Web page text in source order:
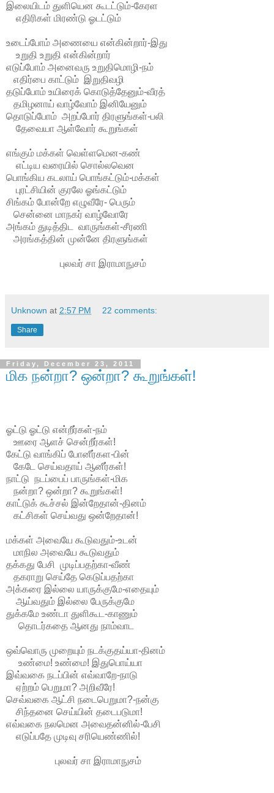
இலையிடம் துளியென கூடட்டும்-கேரள
எதிரிகள் மிரண்டு ஓடட்டும்
உடைப்போம் அணையை என்கின்றார்-இது
உறுதி உறுதி என்கின்றார்
எடுப்போம் அனைவரு உறுதிமொழி-நம்
எதிர்பை காட்டும் இறுதிவழி
தடுப்போம் உயிரைக் கொடுத்தேனும்-வீரத்
தமிழனாய் வாழ்வோம் இனியேனும்
தொடுப்போம் அறப்போர் திரளுங்கள்-பலி
தேவையா ஆள்வோர் கூறுங்கள்
எங்கும் மக்கள் வெள்ளமென-கண்
எட்டிய வரையில் சொல்லவென
பொங்கிய கடலாய் பொங்கட்டும்-மக்கள்
புரட்சியின் குரலே ஓங்கட்டும்
சிங்கம் போன்றே எழுவீரே- பெரும்
சென்னை மாநகர் வாழ்வோரே
அங்கம் துடித்திட வாருங்கள்-சீரணி
அரங்கத்தின் முன்னே திரளுங்கள்
புலவர் சா இராமாநுசம்
Unknown at 2:57 PM 22 comments:
Share
Friday, December 23, 2011
மிக நன்றா? ஒன்றா? கூறுங்கள்!
ஓட்டு ஓட்டு என்றீர்கள்-நம்
ஊரை ஆளச் சென்றீர்கள்!
கேட்டு வாங்கிப் போனீர்கள-பின்
கேடே செய்வதாய் ஆனீர்கள்!
நாட்டு நடப்பைப் பாருங்கள்-மிக
நன்றா? ஒன்றா? கூறுங்கள்!
காட்டுக் கூச்சல் இன்றேதான்-தினம்
கட்சிகள் செய்வது ஒன்றேதான்!
மக்கள் அவையே கூடுவதும்-உடன்
மாநில அவையே கூடுவதும்
தக்கது பேசி முடிப்பதற்கா-வீண்
தகராறு செய்தே கெடுப்பதற்கா
அக்கரை இல்லை யாருக்குமே-எதையும்
ஆய்வதும் இல்லை பேருக்குமே
துக்கமே உண்டா துளிகூட-காணும்
தொடர்கதை ஆனது நாம்வாட
ஒவ்வொரு முறையும் நடக்குதய்யா-தினம்
உண்மை! உண்மை! இதுபொய்யா
இவ்வகை நடப்பின் எவ்வாறே-நாடு
ஏற்றம் பெறுமா? அறிவீரே!
செவ்வகை ஆட்சி நடைபெறுமா?-நன்கு
சிந்தனை செய்யின் தடைபடுமா!
எவ்வகை நலமென அவைதன்னில்-பேசி
எடுப்பதே முடிவு சரியெண்ணில்!
புலவர் சா இராமாநுசம்